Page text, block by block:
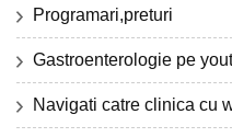
Programari,preturi
Gastroenterologie pe
Navigati catre clinica cu